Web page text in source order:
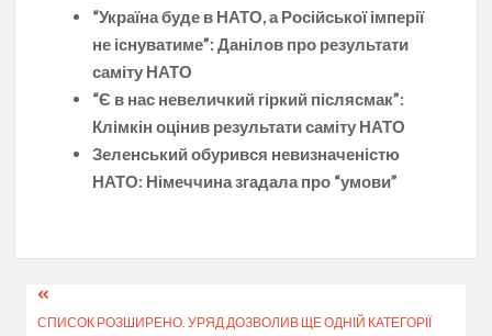
“Україна буде в НАТО, а Російської імперії
не існуватиме”: Данілов про результати
саміту НАТО
“Є в нас невеличкий гіркий післясмак”:
Клімкін оцінив результати саміту НАТО
Зеленський обурився невизначеністю
НАТО: Німеччина згадала про “умови”
Навігація
СПИСОК РОЗШИРЕНО. УРЯД ДОЗВОЛИВ ЩЕ ОДНІЙ КАТЕГОРІЇ